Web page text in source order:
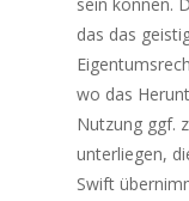
das das
wo das
Nutzung ggf.
unterliegen,
Swift